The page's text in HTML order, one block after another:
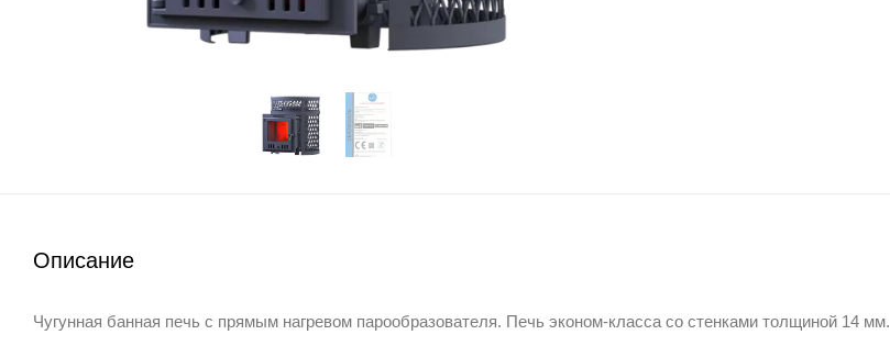
Описание
Чугунная банная печь с прямым нагревом парообразователя. Печь эконом-класса со стенками толщиной 14 мм.